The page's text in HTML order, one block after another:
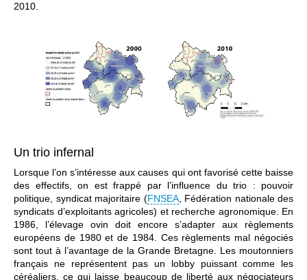
2010.
Un trio infernal
Lorsque l’on s’intéresse aux causes qui ont favorisé cette baisse
des effectifs, on est frappé par l’influence du trio : pouvoir
politique, syndicat majoritaire (FNSEA, Fédération nationale des
syndicats d’exploitants agricoles) et recherche agronomique. En
1986, l’élevage ovin doit encore s’adapter aux règlements
européens de 1980 et de 1984. Ces règlements mal négociés
sont tout à l’avantage de la Grande Bretagne. Les moutonniers
français ne représentent pas un lobby puissant comme les
céréaliers, ce qui laisse beaucoup de liberté aux négociateurs